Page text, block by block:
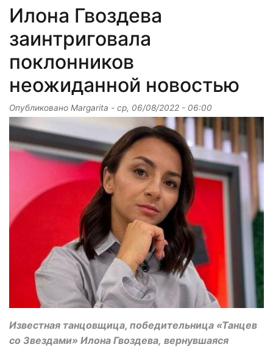
Илона Гвоздева
заинтриговала
поклонников
неожиданной новостью
Опубликовано Margarita - ср, 06/08/2022 - 06:00
Известная танцовщица, победительница «Танцев
со Звездами» Илона Гвоздева, вернувшаяся